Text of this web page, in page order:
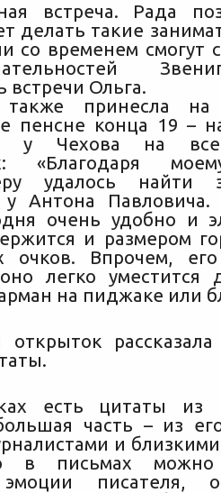
встреча. Рада
делать такие
со временем смогут
встречи Ольга.
также принесла на
пенсне конца 19 –
у Чехова на
«Благодаря
удалось найти
у Антона Павловича.
очень удобно и
и размером
очков. Впрочем,
легко уместится
на пиджаке или
открыток
есть цитаты из
часть – из
и
в письмах
писателя,